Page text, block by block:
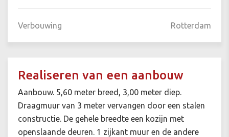
Verbouwing Rotterdam
Realiseren van een aanbouw
Aanbouw. 5,60 meter breed, 3,00 meter diep.
Draagmuur van 3 meter vervangen door een stalen
constructie. De gehele breedte een kozijn met
openslaande deuren. 1 zijkant muur en de andere